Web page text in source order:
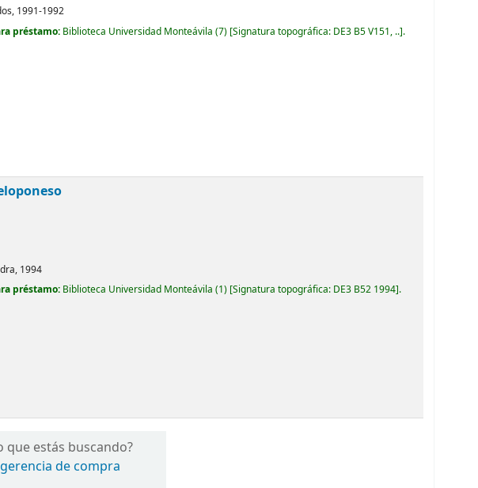
1991-1992
préstamo: Biblioteca Universidad Monteávila (7) Signatura topográfica: DE3 B5 V151, .. .
1994
préstamo: Biblioteca Universidad Monteávila (1) Signatura topográfica: DE3 B52 1994 .
que estás buscando?
de compra